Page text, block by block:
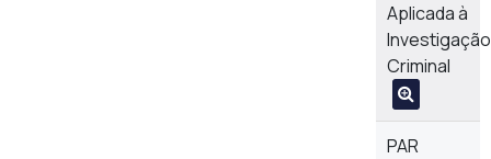
Aplicada à
Investigação
Criminal
PAR